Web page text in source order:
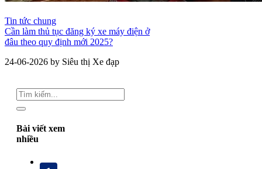
Tin tức chung
Cần làm thủ tục đăng ký xe máy điện ở
đâu theo quy định mới 2025?
24-06-2026 by Siêu thị Xe đạp
Bài viết xem
nhiều